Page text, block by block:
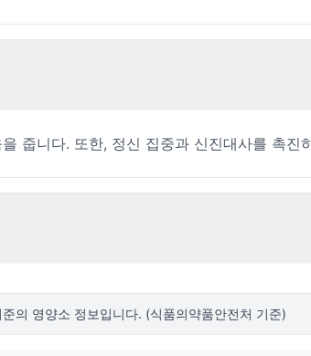
줍니다. 또한, 정신 집중과 신진대사를 촉진
의 영양소 정보입니다. (식품의약품안전처 기준)